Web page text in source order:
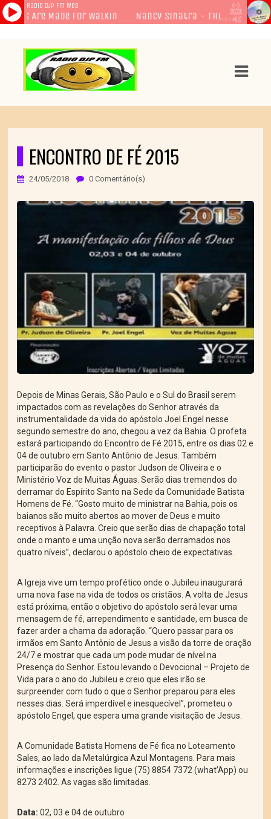
ENCONTRO DE FÉ 2015
24/05/2018 0 Comentário(s)
Depois de Minas Gerais, São Paulo e o Sul do Brasil serem
impactados com as revelações do Senhor através da
instrumentalidade da vida do apóstolo Joel Engel nesse
segundo semestre do ano, chegou a vez da Bahia. O profeta
estará participando do Encontro de Fé 2015, entre os dias 02 e
04 de outubro em Santo Antônio de Jesus. Também
participarão do evento o pastor Judson de Oliveira e o
Ministério Voz de Muitas Águas. Serão dias tremendos do
derramar do Espírito Santo na Sede da Comunidade Batista
Homens de Fé. “Gosto muito de ministrar na Bahia, pois os
baianos são muito abertos ao mover de Deus e muito
receptivos à Palavra. Creio que serão dias de chapação total
onde o manto e uma unção nova serão derramados nos
quatro níveis”, declarou o apóstolo cheio de expectativas.
A Igreja vive um tempo profético onde o Jubileu inaugurará
uma nova fase na vida de todos os cristãos. A volta de Jesus
está próxima, então o objetivo do apóstolo será levar uma
mensagem de fé, arrependimento e santidade, em busca de
fazer arder a chama da adoração. “Quero passar para os
irmãos em Santo Antônio de Jesus a visão da torre de oração
24/7 e mostrar que cada um pode mudar de nível na
Presença do Senhor. Estou levando o Devocional – Projeto de
Vida para o ano do Jubileu e creio que eles irão se
surpreender com tudo o que o Senhor preparou para eles
nesses dias. Será imperdível e inesquecível”, prometeu o
apóstolo Engel, que espera uma grande visitação de Jesus.
A Comunidade Batista Homens de Fé fica no Loteamento
Sales, ao lado da Metalúrgica Azul Montagens. Para mais
informações e inscrições ligue (75) 8854 7372 (what’App) ou
8273 2402. As vagas são limitadas.
Data: 02, 03 e 04 de outubro